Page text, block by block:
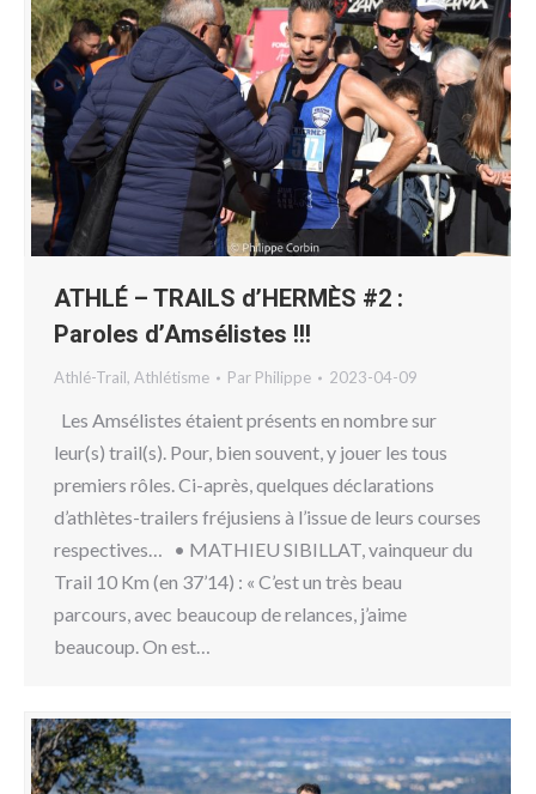
ATHLÉ – TRAILS d’HERMÈS #2 :
Paroles d’Amsélistes !!!
Athlé-Trail, Athlétisme Par Philippe 2023-04-09
Les Amsélistes étaient présents en nombre sur
leur(s) trail(s). Pour, bien souvent, y jouer les tous
premiers rôles. Ci-après, quelques déclarations
d’athlètes-trailers fréjusiens à l’issue de leurs courses
respectives… • MATHIEU SIBILLAT, vainqueur du
Trail 10 Km (en 37’14) : « C’est un très beau
parcours, avec beaucoup de relances, j’aime
beaucoup. On est…